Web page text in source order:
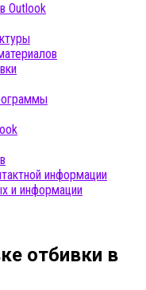
Outlook
информации
и информации
отбивки в